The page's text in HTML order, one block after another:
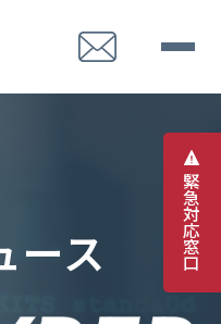
緊
急
対
応
窓
口
ース